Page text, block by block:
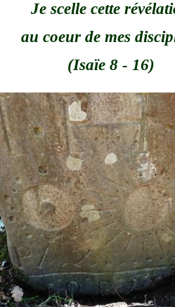
Je scelle cette
au coeur de mes
(Isaïe 8 - 16)